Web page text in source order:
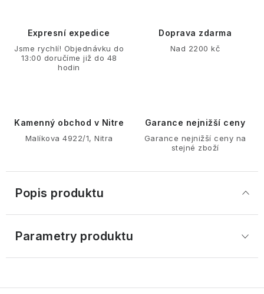
Expresní expedice
Jsme rychlí! Objednávku do
13:00 doručíme již do 48
hodin
Doprava zdarma
Nad 2200 kč
Kamenný obchod v Nitre
Malíkova 4922/1, Nitra
Garance nejnižší ceny
Garance nejnižší ceny na
stejné zboží
Popis produktu
Parametry produktu